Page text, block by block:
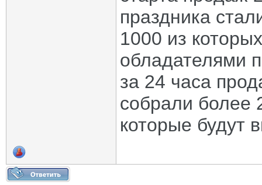
праздника
1000 из
обладателями
за 24 часа
собрали более
которые будут